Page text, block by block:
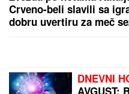
JELENA RADANOVIĆ